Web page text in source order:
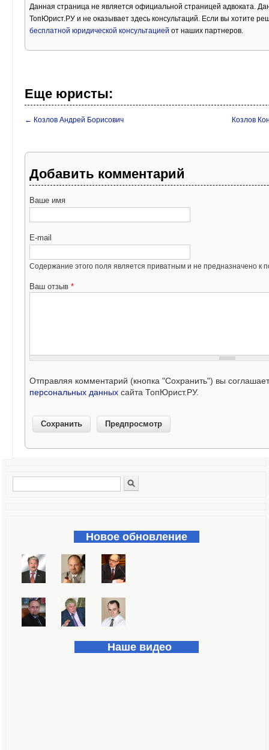
Данная страница не является официальной страницей адвоката.
ТопЮрист.РУ и не оказывает здесь консультаций. Если вы хотите
бесплатной юридической консультацией от наших партнеров.
Еще юристы:
← Козлов Андрей Борисович Козлов
Добавить комментарий
Ваше имя
E-mail
Содержание этого поля является приватным и не предназначено к
Ваш отзыв *
Отправляя комментарий (кнопка "Сохранить") вы
персональных данных сайта ТопЮрист.РУ.
Форма поиска
Новое обновление
Наше видео